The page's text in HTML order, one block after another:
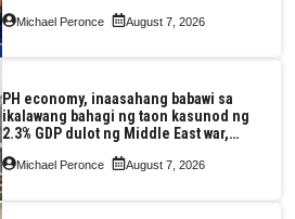
Michael Peronce August 7, 2026
PH economy, inaasahang babawi sa
ikalawang bahagi ng taon kasunod ng
2.3% GDP dulot ng Middle East war,
pagkaantala ng public construction
Michael Peronce August 7, 2026